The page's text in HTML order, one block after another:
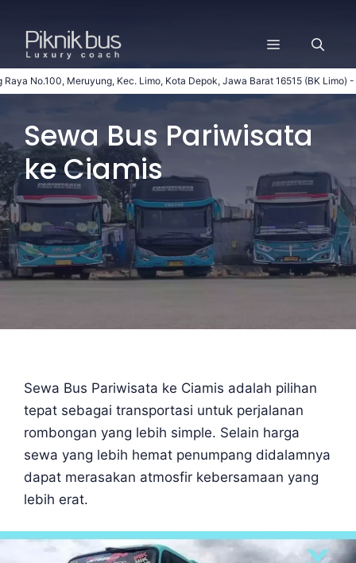
Menu
Meruyung, Kec. Limo, Kota Depok, Jawa Barat 16515 (BK Limo) - Bsplash
Sewa Bus Pariwisata
ke Ciamis
Sewa Bus Pariwisata ke Ciamis adalah pilihan
tepat sebagai transportasi untuk perjalanan
rombongan yang lebih simple. Selain harga
sewa yang lebih hemat penumpang didalamnya
dapat merasakan atmosfir kebersamaan yang
lebih erat.